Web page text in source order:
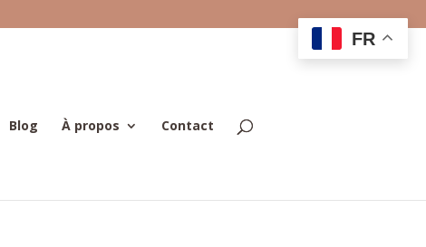
Blog À propos Contact
FR